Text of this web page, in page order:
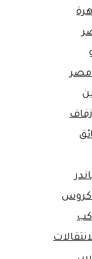
مصر
كروس